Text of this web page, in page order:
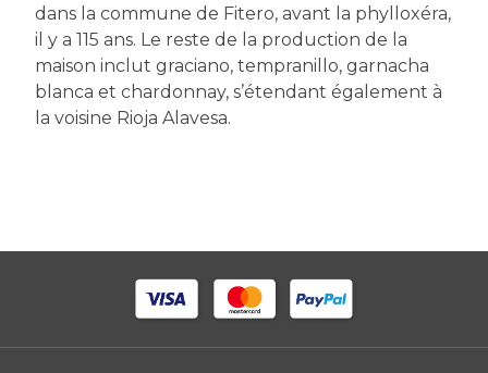
dans la commune de Fitero, avant la phylloxéra,
il y a 115 ans. Le reste de la production de la
maison inclut graciano, tempranillo, garnacha
blanca et chardonnay, s’étendant également à
la voisine Rioja Alavesa.